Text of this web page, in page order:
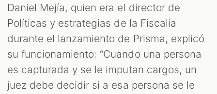
Daniel Mejía, quien era el director de
Políticas y estrategias de la Fiscalía
durante el lanzamiento de Prisma, explicó
su funcionamiento: “Cuando una persona
es capturada y se le imputan cargos, un
juez debe decidir si a esa persona se le